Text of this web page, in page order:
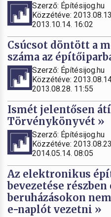
Szerző: Építésijog.hu
Közzétéve:
2013.10.14. 16:02
Csúcsot döntött a
száma az
Szerző: Építésijog.hu
Közzétéve:
2013.08.28. 11:55
Ismét jelentősen
Törvénykönyvét »
Szerző: Építésijog.hu
Közzétéve:
2014.05.14. 08:05
Az elektronikus
bevezetése
beruházásokon
e-naplót vezetni »